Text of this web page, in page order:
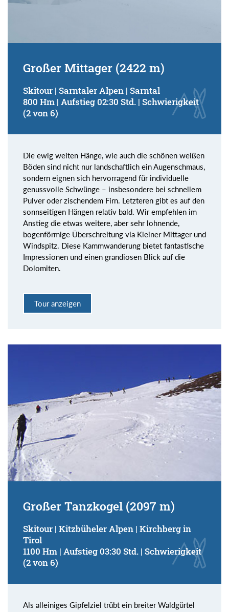
Großer Mittager (2422 m)
Skitour | Sarntaler Alpen | Sarntal
800 Hm | Aufstieg 02:30 Std. | Schwierigkeit
(2 von 6)
Die ewig weiten Hänge, wie auch die schönen weißen
Böden sind nicht nur landschaftlich ein Augenschmaus,
sondern eignen sich hervorragend für individuelle
genussvolle Schwünge – insbesondere bei schnellem
Pulver oder zischendem Firn. Letzteren gibt es auf den
sonnseitigen Hängen relativ bald. Wir empfehlen im
Anstieg die etwas weitere, aber sehr lohnende,
bogenförmige Überschreitung via Kleiner Mittager und
Windspitz. Diese Kammwanderung bietet fantastische
Impressionen und einen grandiosen Blick auf die
Dolomiten.
Tour anzeigen
Großer Tanzkogel (2097 m)
Skitour | Kitzbüheler Alpen | Kirchberg in
Tirol
1100 Hm | Aufstieg 03:30 Std. | Schwierigkeit
(2 von 6)
Als alleiniges Gipfelziel trübt ein breiter Waldgürtel